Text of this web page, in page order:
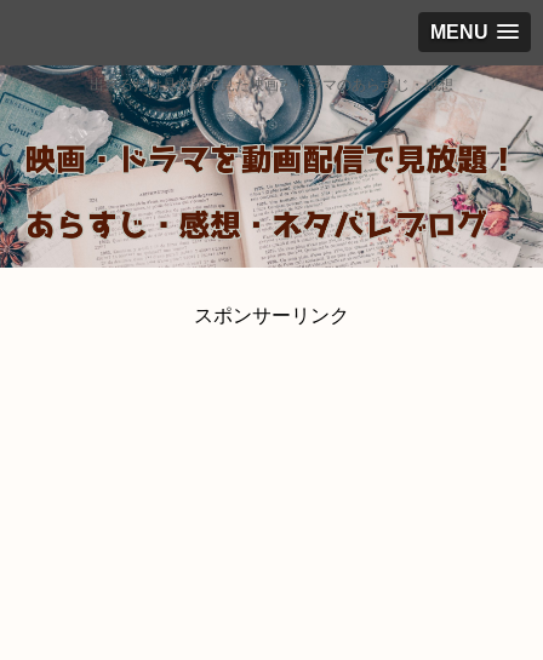
MENU
出来るだけ見放題で見た映画・ドラマのあらすじ・感想
スポンサーリンク